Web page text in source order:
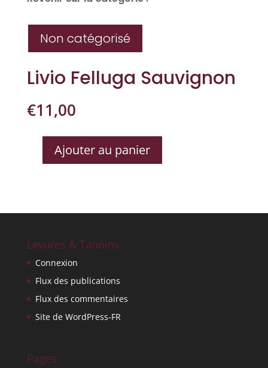
Non catégorisé
Livio Felluga Sauvignon
€11,00
QUANTITÉ
SAUVIGNON
Ajouter au panier
Levures & Tannins
Connexion
Flux des publications
Flux des commentaires
Site de WordPress-FR
Pages